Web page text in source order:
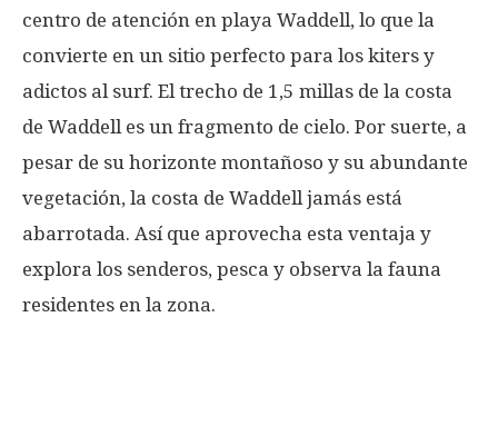
centro de atención en playa Waddell, lo que la
convierte en un sitio perfecto para los kiters y
adictos al surf. El trecho de 1,5 millas de la costa
de Waddell es un fragmento de cielo. Por suerte, a
pesar de su horizonte montañoso y su abundante
vegetación, la costa de Waddell jamás está
abarrotada. Así que aprovecha esta ventaja y
explora los senderos, pesca y observa la fauna
residentes en la zona.